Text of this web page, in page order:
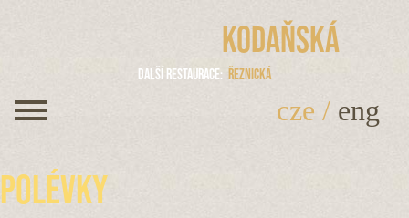
Kodaňská
Další restaurace Řeznická
cze / eng
Polévky